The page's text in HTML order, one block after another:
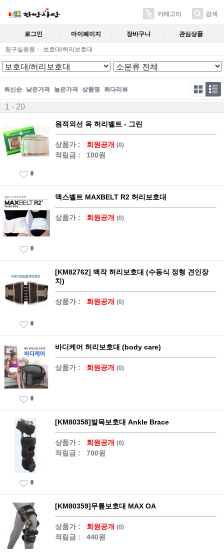
카테고리 검색
로그인 마이페이지 장바구니 관심상품
침구실용품 보호대/허리보호대
최신순 낮은가격 높은가격 상품명 최다리뷰
1 - 20
원적외선 옥 허리벨트 - 그린
상품가 : 회원공개 (0)
적립금 : 100원
0
맥스벨트 MAXBELT R2 허리보호대
상품가 : 회원공개 (0)
0
[KM82762] 백작 허리보호대 (수동식 정형 견인장
치)
상품가 : 회원공개 (0)
0
바디케어 허리보호대 (body care)
상품가 : 회원공개 (0)
0
[KM80358]발목보호대 Ankle Brace
상품가 : 회원공개 (0)
적립금 : 700원
0
[KM80359]무릎보호대 MAX OA
상품가 : 회원공개 (0)
적립금 : 440원